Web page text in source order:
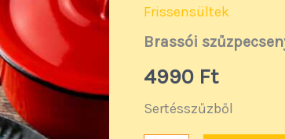
Frissensültek
Brassói
4990 Ft
Sertésszűzből
mennyiség